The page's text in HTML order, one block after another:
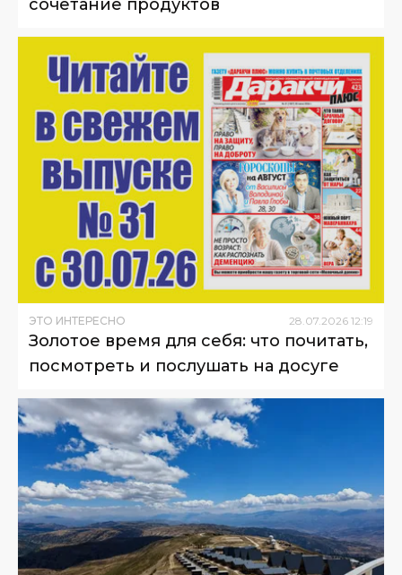
сочетание продуктов
ЭТО ИНТЕРЕСНО 28.07.2026 12:19
Золотое время для себя: что почитать,
посмотреть и послушать на досуге